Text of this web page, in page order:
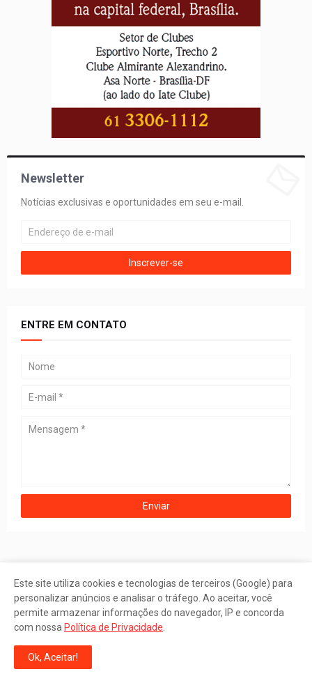
Newsletter
Notícias exclusivas e oportunidades em seu e-mail.
ENTRE EM CONTATO
BALANÇO INSTITUCIONAL 2026: CONFIRA OS RESULTADOS
Este site utiliza cookies e tecnologias de terceiros (Google) para
personalizar anúncios e analisar o tráfego. Ao aceitar, você
permite armazenar informações do navegador, IP e concorda
com nossa Política de Privacidade
Ok, Aceitar!